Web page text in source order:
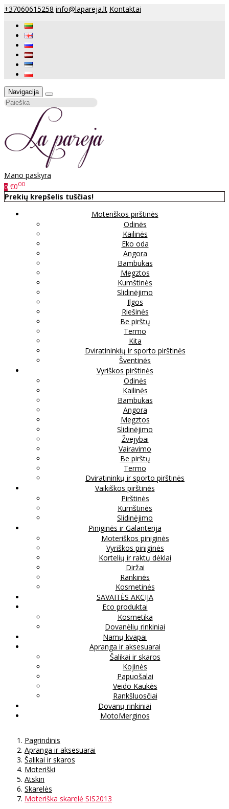
+37060615258 info@lapareja.lt Kontaktai
Navigacija
Mano paskyra
0 €000
Prekių krepšelis tuščias!
Moteriškos pirštinės
Odinės
Kailinės
Eko oda
Angora
Bambukas
Megztos
Kumštinės
Slidinėjimo
Ilgos
Riešinės
Be pirštų
Termo
Kita
Dviratininkių ir sporto pirštinės
Šventinės
Vyriškos pirštinės
Odinės
Kailinės
Bambukas
Angora
Megztos
Slidinėjimo
Žvejybai
Vairavimo
Be pirštų
Termo
Dviratininkų ir sporto pirštinės
Vaikiškos pirštinės
Pirštinės
Kumštinės
Slidinėjimo
Piniginės ir Galanterija
Moteriškos piniginės
Vyriškos piniginės
Kortelių ir raktų dėklai
Diržai
Rankinės
Kosmetinės
SAVAITĖS AKCIJA
Eco produktai
Kosmetika
Dovanėlių rinkiniai
Namų kvapai
Apranga ir aksesuarai
Šalikai ir skaros
Kojinės
Papuošalai
Veido Kaukės
Rankšluosčiai
Dovanų rinkiniai
MotoMerginos
Pagrindinis
Apranga ir aksesuarai
Šalikai ir skaros
Moteriški
Atskiri
Skarelės
Moteriška skarelė SIS2013